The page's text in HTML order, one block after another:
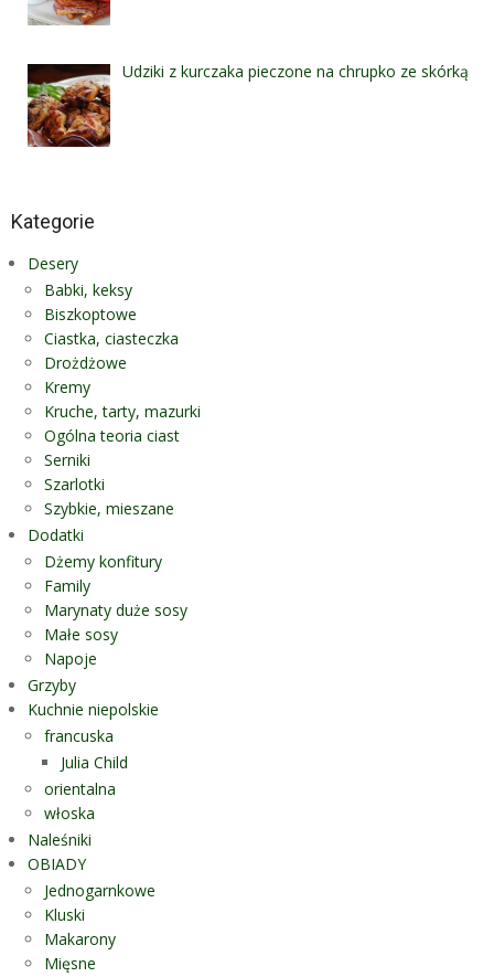
Udziki z kurczaka pieczone na chrupko ze skórką
Kategorie
Desery
Babki, keksy
Biszkoptowe
Ciastka, ciasteczka
Drożdżowe
Kremy
Kruche, tarty, mazurki
Ogólna teoria ciast
Serniki
Szarlotki
Szybkie, mieszane
Dodatki
Dżemy konfitury
Family
Marynaty duże sosy
Małe sosy
Napoje
Grzyby
Kuchnie niepolskie
francuska
Julia Child
orientalna
włoska
Naleśniki
OBIADY
Jednogarnkowe
Kluski
Makarony
Mięsne